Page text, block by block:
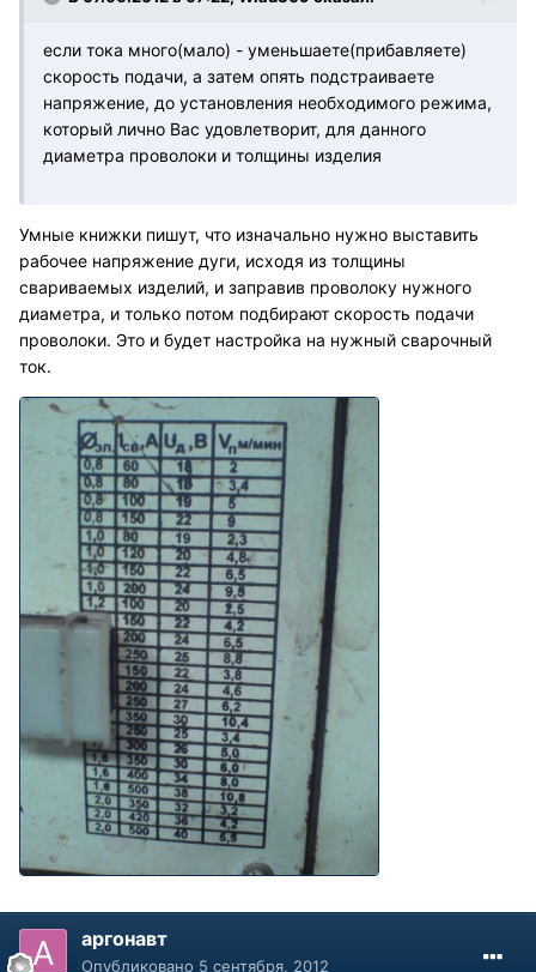
если тока много(мало) - уменьшаете(прибавляете)
скорость подачи, а затем опять подстраиваете
напряжение, до установления необходимого режима,
который лично Вас удовлетворит, для данного
диаметра проволоки и толщины изделия
Умные книжки пишут, что изначально нужно выставить
рабочее напряжение дуги, исходя из толщины
свариваемых изделий, и заправив проволоку нужного
диаметра, и только потом подбирают скорость подачи
проволоки. Это и будет настройка на нужный сварочный
ток.
аргонавт
Опубликовано 5 сентября, 2012